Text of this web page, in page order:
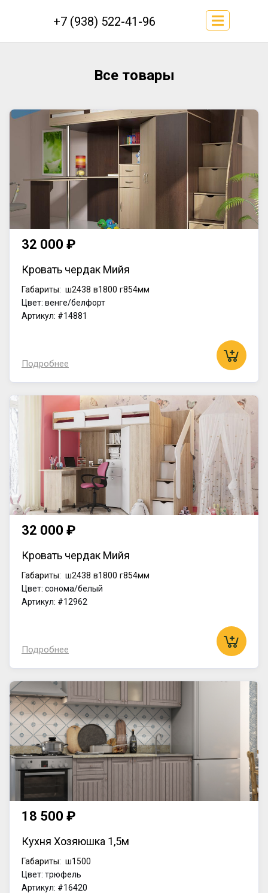
+7 (938) 522-41-96
Все товары
32 000 ₽
Кровать чердак Мийя
Габариты: ш2438 в1800 г854мм
Цвет: венге/белфорт
Артикул: #14881
Подробнее
32 000 ₽
Кровать чердак Мийя
Габариты: ш2438 в1800 г854мм
Цвет: сонома/белый
Артикул: #12962
Подробнее
18 500 ₽
Кухня Хозяюшка 1,5м
Габариты: ш1500
Цвет: трюфель
Артикул: #16420